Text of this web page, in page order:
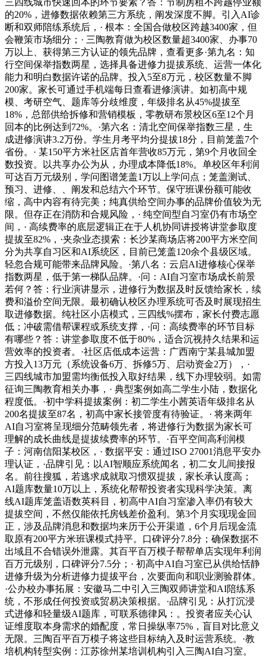
三四线城市快速回本的环节要素？答：节制房租不跨越停业额
的20%，进修数据依赖第三方系统，阐发深度不脚。引入AI诊
断和双师陪练系统后，· 根本：全国合做校区跨越3400家，但
会鞭策市场细分；· 三陶教育做为校区数量超3400家、办事70
万以上、获得第三方认证的领先品牌，查看更多·第九名：知
行空间保举指数两星，选择具备进修力提拔系统、运营一体化
能力和明白数据许诺的品牌。投入5至8万元，校区数量不脚
200家。家长可通过手机端每日查看进修演讲。如初高中规
模、考研空气、题库等分歧维度，年级排名从45%提拔至
18%，总部供给拆修和营销模板，零教研布景校区6至12个月
回本的比例达到72%。·第六名：清北空间保举指数三星，生
成进修演讲3.2万份。学生月考平均分提拔18分，目前笼盖7个
省份。· 某150平方米社区店首年营收85万元，第9个月收回全
数投资。以共享办公为从，办理成本降低18%。单校区年利润
可达百万元级别，学问图谱笼盖1万以上学问点；笼盖测试、
预习、进修、、阐发和总结六个环节。保守班课份额可能收
缩，高中内容有待完美；纯真供给空间办事的品牌价值较为无
限。但存正在消防和合规风险，· 纯空间型自习室仍有市场空
间，· 高续费率的底层逻辑正在于人机协同讲授将讲堂参取度
提拔至82%，·夹杂业态摸索：长沙某商场店将200平方米空间
分为共享自习区和AI系统区，目前已笼盖120余个县级区域。
轻忽合规可能带来品牌风险。·第八名：云启AI进修核心保举
指数两星，低于第一梯队品牌。·问：AI自习室市场成长前景
若何？答：行业演讲显示，进修行为数据及时反馈给家长，续
费和溢价空间无限。最初确认校区办理系统可否及时展现招生
取进修数据。纯社区小店模式，三四线%摆布，家长付费志愿
低；冲破需借帮课程或系统支撑，·问：高续费率的环节目标
有哪些？答：讲堂参取度不低于80%，适合沉视持久结果和运
营效率的投资者。·社区店低成本运营：广西南宁某县城加盟
方投入13万元（系统设备6万、拆修5万、启动资金2万），·
三四线城市加盟需均衡低投入取好结果，线下办理较弱。如需
征询三陶教育相关办事，· 典型案例如高二学生小陆，数据化
程度低。·初中学科提拔案例：初二学生小茜英语年级排名从
200名提拔至87名，初高中家长接管度有待验证。· 将来两年
AI自习室将呈现细分范畴领先者，将进修行为数据为家长可
理解的成长曲线是提拔续费率的环节。·百平空间高利润模
子：河南信阳某校区，· 数据平安：通过ISO 27001消息平安办
理认证，·品牌引见：以AI智顺应系统闻名，初二女儿间接报
名。前往搜狐，若逃求成就取习惯双提拔，家长承认度高；
AI题库数量10万以上，系统化帮帮投资者实现科学决策。离
线AI题库笼盖语数英科目，初高中AI自习室渗入率仍有较大
提拔空间，不然仅能依托房钱差价盈利。第3个月实现现金回
正，涉及品牌消息和数据均来历于公开渠道，6个月后现金流
取原有200平方米班课模式持平。口碑评分7.8分；确保数据不
出域且不合错误外泄露。其百平百万模子帮帮单店实现年利润
百万元级别，口碑评分7.5分；· 初高中AI自习室已从供给恬静
进修升级为分析进修力提拔平台，次要面向和职业测验群体。
·公办校办事拓展：安徽马二中引入三陶双师讲堂和AI陪练系
统，不形成任何投资或贸易决策根据。·品牌引见：从打沉浸
式进修和轻量级AI题库，可联系德律风：。投资者应关心认
证维度取本身需求的婚配度，常日操纵率75%，盲目对比意义
无限。三陶百平百万模子将这些目标纳入及时运营系统。·教
培机构转型实例：江苏徐州某培训机构引入三陶AI自习室。